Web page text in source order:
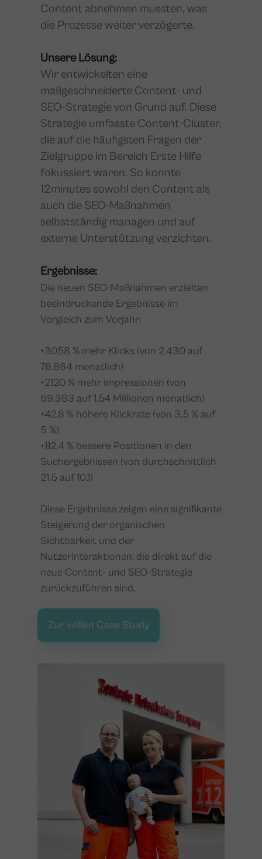
Content abnehmen mussten, was
die Prozesse weiter verzögerte.
Unsere Lösung:
Wir entwickelten eine
maßgeschneiderte Content- und
SEO-Strategie von Grund auf. Diese
Strategie umfasste Content-Cluster,
die auf die häufigsten Fragen der
Zielgruppe im Bereich Erste Hilfe
fokussiert waren. So konnte
12minutes sowohl den Content als
auch die SEO-Maßnahmen
selbstständig managen und auf
externe Unterstützung verzichten.
Ergebnisse:
Die neuen SEO-Maßnahmen erzielten
beeindruckende Ergebnisse im
Vergleich zum Vorjahr:
+3058 % mehr Klicks (von 2.430 auf
76.864 monatlich)
+2120 % mehr Impressionen (von
69.363 auf 1,54 Millionen monatlich)
+42,8 % höhere Klickrate (von 3,5 % auf
5 %)
+112,4 % bessere Positionen in den
Suchergebnissen (von durchschnittlich
21,5 auf 10,1)
Diese Ergebnisse zeigen eine signifikante
Steigerung der organischen
Sichtbarkeit und der
Nutzerinteraktionen, die direkt auf die
neue Content- und SEO-Strategie
zurückzuführen sind.
Zur vollen Case Study